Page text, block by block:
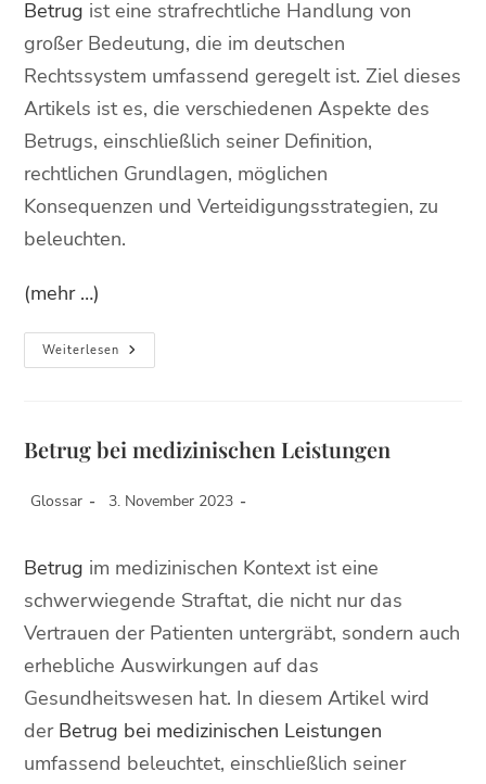
Betrug ist eine strafrechtliche Handlung von
großer Bedeutung, die im deutschen
Rechtssystem umfassend geregelt ist. Ziel dieses
Artikels ist es, die verschiedenen Aspekte des
Betrugs, einschließlich seiner Definition,
rechtlichen Grundlagen, möglichen
Konsequenzen und Verteidigungsstrategien, zu
beleuchten.
(mehr …)
Weiterlesen
Betrug bei medizinischen Leistungen
Glossar 3. November 2023
Betrug im medizinischen Kontext ist eine
schwerwiegende Straftat, die nicht nur das
Vertrauen der Patienten untergräbt, sondern auch
erhebliche Auswirkungen auf das
Gesundheitswesen hat. In diesem Artikel wird
der Betrug bei medizinischen Leistungen
umfassend beleuchtet, einschließlich seiner